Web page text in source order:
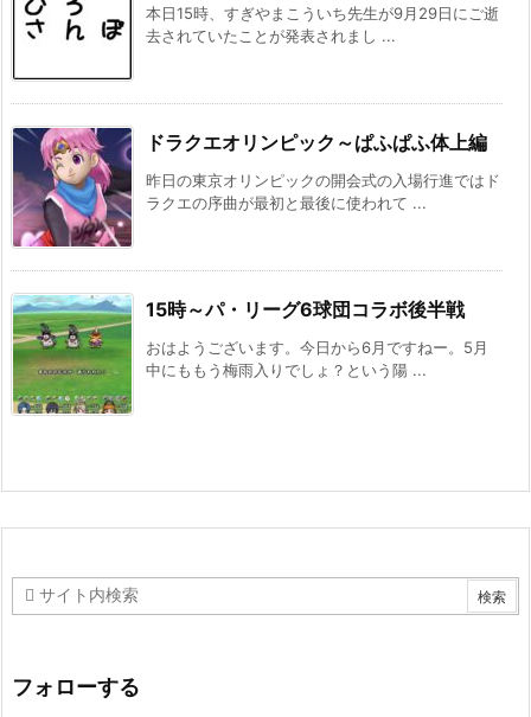
本日15時、すぎやまこういち先生が9月29日にご逝
去されていたことが発表されまし ...
ドラクエオリンピック～ぱふぱふ体上編
昨日の東京オリンピックの開会式の入場行進ではド
ラクエの序曲が最初と最後に使われて ...
15時～パ・リーグ6球団コラボ後半戦
おはようございます。今日から6月ですねー。5月
中にももう梅雨入りでしょ？という陽 ...
フォローする